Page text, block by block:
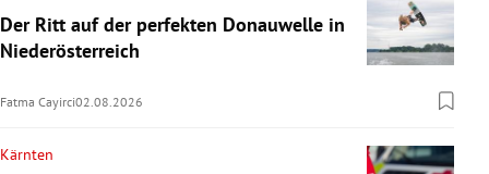
Der Ritt auf der perfekten Donauwelle in
Niederösterreich
Fatma Cayirci02.08.2026
Kärnten